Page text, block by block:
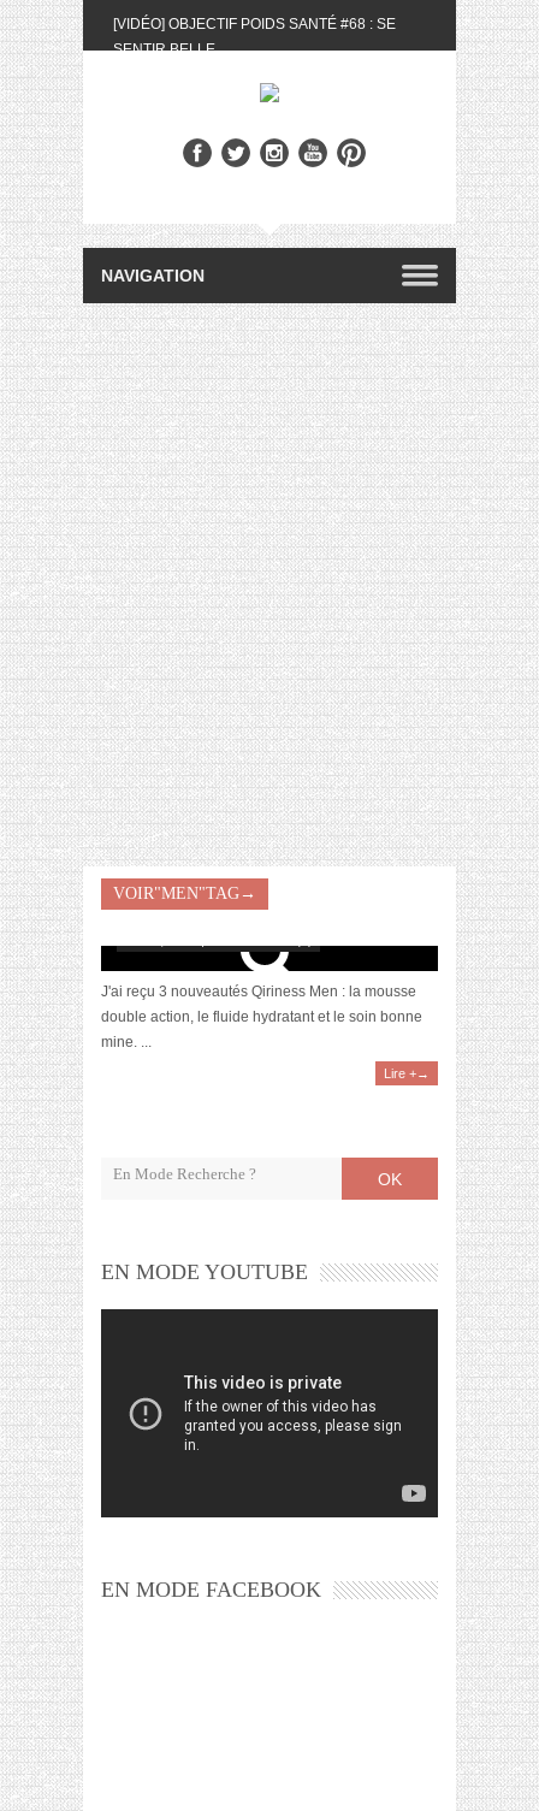
[VIDÉO] OBJECTIF POIDS SANTÉ #68 : SE
SENTIR BELLE
BIOTYFULL BOX DU MOIS DE MAI 2024 FEAT.
[VIDÉO] QUITOQUE #10 : MEAL PREP &
CONVIVIALITÉ
[VIDÉO] UNBOXING : LES MY LITTLE &
BIOTYFULL BOX DU MOIS D’AVRIL 2024
FEAT. AKILA
[VIDÉO] OBJECTIF POIDS SANTÉ #67 : L’AVIS
DES AUTRES, CE N’EST QUE LA VIE DES
AUTRES
[VIDÉO] UNBOXING : LES MY LITTLE &
BIOTYFULL BOX DES MOIS DE FÉVRIER ET
MARS 2024 FEAT. AKILA
[VIDÉO] LA SÉLECTION DU MOIS
#JANVIER2024
[VIDÉO] HELLOFRESH #34 : IDÉES
RECETTES RISOTTO
VOIR"MEN"TAG→
[Revue] Une routine hydratante par QIRINESS
MEN (feat. Louloup)
J'ai reçu 3 nouveautés Qiriness Men : la mousse
double action, le fluide hydratant et le soin bonne
mine. ...
Lire +→
OK
EN MODE YOUTUBE
EN MODE FACEBOOK